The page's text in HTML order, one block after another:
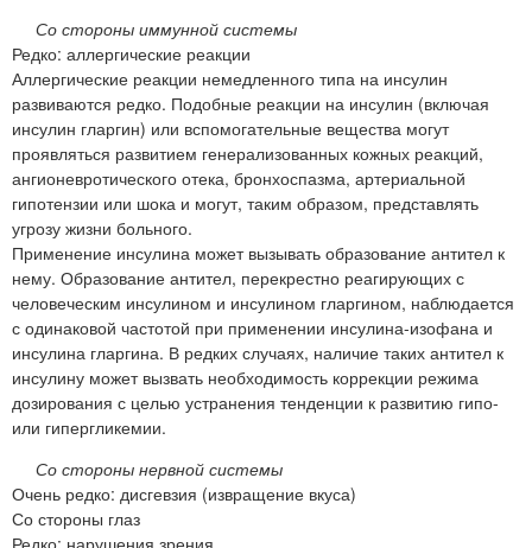
Со стороны иммунной системы
Редко: аллергические реакции
Аллергические реакции немедленного типа на инсулин
развиваются редко. Подобные реакции на инсулин (включая
инсулин гларгин) или вспомогательные вещества могут
проявляться развитием генерализованных кожных реакций,
ангионевротического отека, бронхоспазма, артериальной
гипотензии или шока и могут, таким образом, представлять
угрозу жизни больного.
Применение инсулина может вызывать образование антител к
нему. Образование антител, перекрестно реагирующих с
человеческим инсулином и инсулином гларгином, наблюдается
с одинаковой частотой при применении инсулина-изофана и
инсулина гларгина. В редких случаях, наличие таких антител к
инсулину может вызвать необходимость коррекции режима
дозирования с целью устранения тенденции к развитию гипо-
или гипергликемии.
Со стороны нервной системы
Очень редко: дисгевзия (извращение вкуса)
Со стороны глаз
Редко: нарушения зрения